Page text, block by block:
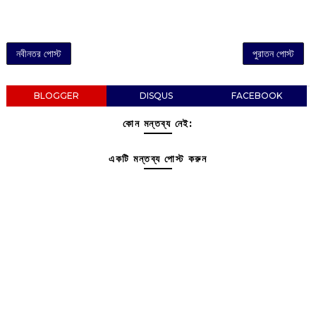
নবীনতর পোস্ট পুরাতন পোস্ট
BLOGGER DISQUS FACEBOOK
কোন মন্তব্য নেই:
একটি মন্তব্য পোস্ট করুন